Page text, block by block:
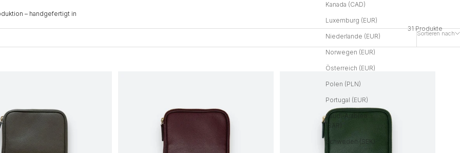
Kanada (CAD)
Luxemburg (EUR)
Niederlande (EUR)
Norwegen (EUR)
Österreich (EUR)
Polen (PLN)
Portugal (EUR)
Saudi-Arabien
(SAR)
Schweden (SEK)
– handgefertigt in
Sortieren nach
31 Produkte